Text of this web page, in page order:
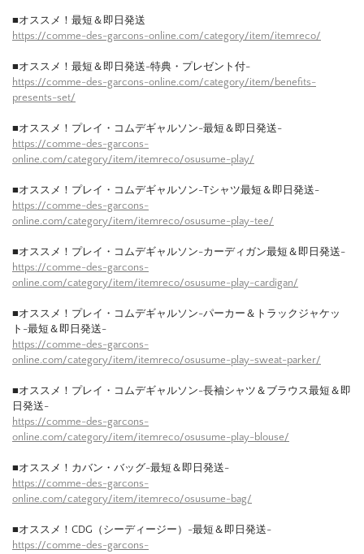
■オススメ！最短＆即日発送
https://comme-des-garcons-online.com/category/item/itemreco/
■オススメ！最短＆即日発送-特典・プレゼント付-
https://comme-des-garcons-online.com/category/item/benefits-
presents-set/
■オススメ！プレイ・コムデギャルソン-最短＆即日発送-
https://comme-des-garcons-
online.com/category/item/itemreco/osusume-play/
■オススメ！プレイ・コムデギャルソン-Tシャツ最短＆即日発送-
https://comme-des-garcons-
online.com/category/item/itemreco/osusume-play-tee/
■オススメ！プレイ・コムデギャルソン-カーディガン最短＆即日発送-
https://comme-des-garcons-
online.com/category/item/itemreco/osusume-play-cardigan/
■オススメ！プレイ・コムデギャルソン-パーカー＆トラックジャケッ
ト-最短＆即日発送-
https://comme-des-garcons-
online.com/category/item/itemreco/osusume-play-sweat-parker/
■オススメ！プレイ・コムデギャルソン-長袖シャツ＆ブラウス最短＆即
日発送-
https://comme-des-garcons-
online.com/category/item/itemreco/osusume-play-blouse/
■オススメ！カバン・バッグ-最短＆即日発送-
https://comme-des-garcons-
online.com/category/item/itemreco/osusume-bag/
■オススメ！CDG（シーディージー）-最短＆即日発送-
https://comme-des-garcons-